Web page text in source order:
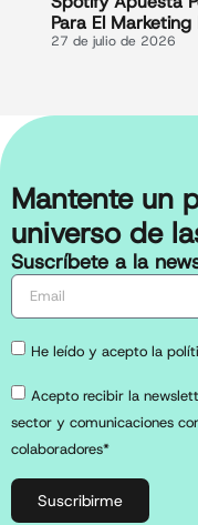
Para El
27 de julio de 2026
Mantente un
universo de
Suscríbete a la
He leído y acepto la
Acepto recibir la
sector y comunicaciones
colaboradores*
Suscribirme